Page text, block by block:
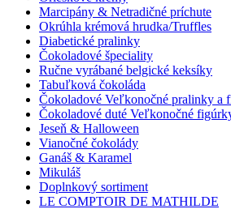
Marcipány & Netradičné príchute
Okrúhla krémová hrudka/Truffles
Diabetické pralinky
Čokoladové špeciality
Ručne vyrábané belgické keksíky
Tabuľková čokoláda
Čokoladové Veľkonočné pralinky a
Čokoladové duté Veľkonočné
Jeseň & Halloween
Vianočné čokolády
Ganáš & Karamel
Mikuláš
Doplnkový sortiment
LE COMPTOIR DE MATHILDE